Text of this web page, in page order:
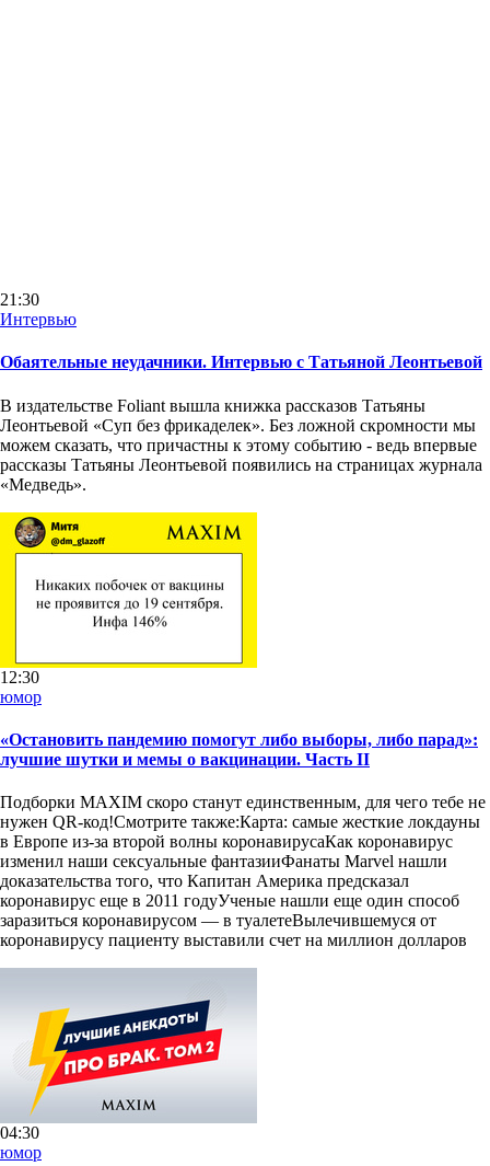
21:30
Интервью
Обаятельные неудачники. Интервью с Татьяной Леонтьевой
В издательстве Foliant вышла книжка рассказов Татьяны
Леонтьевой «Суп без фрикаделек». Без ложной скромности мы
можем сказать, что причастны к этому событию - ведь впервые
рассказы Татьяны Леонтьевой появились на страницах журнала
«Медведь».
12:30
юмор
«Остановить пандемию помогут либо выборы, либо парад»:
лучшие шутки и мемы о вакцинации. Часть II
Подборки MAXIM скоро станут единственным, для чего тебе не
нужен QR-код!Смотрите также:Карта: самые жесткие локдауны
в Европе из-за второй волны коронавирусаКак коронавирус
изменил наши сексуальные фантазииФанаты Marvel нашли
доказательства того, что Капитан Америка предсказал
коронавирус еще в 2011 годуУченые нашли еще один способ
заразиться коронавирусом — в туалетеВылечившемуся от
коронавирусу пациенту выставили счет на миллион долларов
04:30
юмор